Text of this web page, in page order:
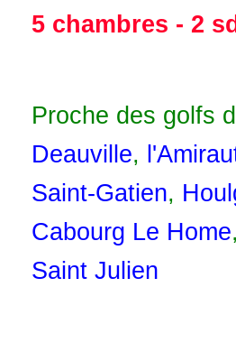
5 chambres - 2
Proche des golfs
Deauville,
Saint-Gatien,
Cabourg Le Home,
Saint Julien